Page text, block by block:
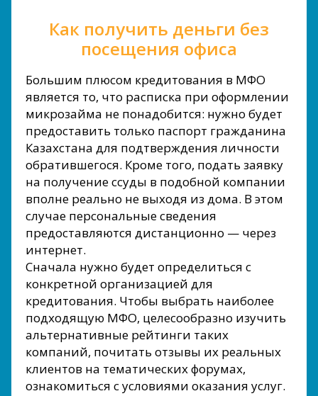
Как получить деньги без
посещения офиса
Большим плюсом кредитования в МФО
является то, что расписка при оформлении
микрозайма не понадобится: нужно будет
предоставить только паспорт гражданина
Казахстана для подтверждения личности
обратившегося. Кроме того, подать заявку
на получение ссуды в подобной компании
вполне реально не выходя из дома. В этом
случае персональные сведения
предоставляются дистанционно — через
интернет.
Сначала нужно будет определиться с
конкретной организацией для
кредитования. Чтобы выбрать наиболее
подходящую МФО, целесообразно изучить
альтернативные рейтинги таких
компаний, почитать отзывы их реальных
клиентов на тематических форумах,
ознакомиться с условиями оказания услуг.